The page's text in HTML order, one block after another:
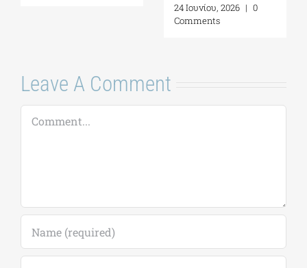
24 Ιουνίου, 2026 | 0
Comments
Leave A Comment
Comment